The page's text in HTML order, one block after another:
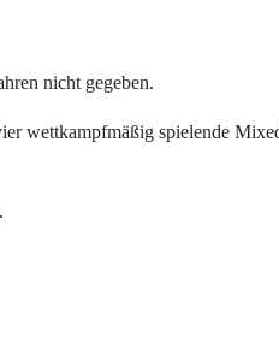
nicht gegeben.
wettkampfmäßig spielende